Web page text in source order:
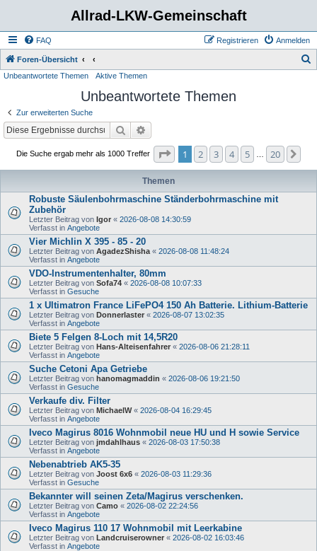
Allrad-LKW-Gemeinschaft
FAQ Anmelden
Registrieren
Foren-Übersicht
Unbeantwortete Themen Aktive Themen
Unbeantwortete Themen
Zur erweiterten Suche
Suche
Die Suche ergab mehr als 1000 Treffer Seite von
1 2 3 4 5 20
Themen
Robuste Säulenbohrmaschine Ständerbohrmaschine mit
Zubehör
Letzter Beitrag von Igor « 2026-08-08 14:30:59
Verfasst in Angebote
Vier Michlin X 395 - 85 - 20
Letzter Beitrag von AgadezShisha « 2026-08-08 11:48:24
Verfasst in Angebote
VDO-Instrumentenhalter, 80mm
Letzter Beitrag von Sofa74 « 2026-08-08 10:07:33
Verfasst in Gesuche
1 x Ultimatron France LiFePO4 150 Ah Batterie. Lithium-Batterie
Letzter Beitrag von Donnerlaster « 2026-08-07 13:02:35
Verfasst in Angebote
Biete 5 Felgen 8-Loch mit 14,5R20
Letzter Beitrag von Hans-Alteisenfahrer « 2026-08-06 21:28:11
Verfasst in Angebote
Suche Cetoni Apa Getriebe
Letzter Beitrag von hanomagmaddin « 2026-08-06 19:21:50
Verfasst in Gesuche
Verkaufe div. Filter
Letzter Beitrag von MichaelW« 2026-08-04 16:29:45
Verfasst in Angebote
Iveco Magirus 8016 Wohnmobil neue HU und H sowie Service
Letzter Beitrag von jmdahlhaus « 2026-08-03 17:50:38
Verfasst in Angebote
Nebenabtrieb AK5-35
Letzter Beitrag von Joost 6x6 « 2026-08-03 11:29:36
Verfasst in Gesuche
Bekannter will seinen Zeta/Magirus verschenken.
Letzter Beitrag von Camo « 2026-08-02 22:24:56
Verfasst in Angebote
Iveco Magirus 110 17 Wohnmobil mit Leerkabine
Letzter Beitrag von Landcruiserowner « 2026-08-02 16:03:46
Verfasst in Angebote